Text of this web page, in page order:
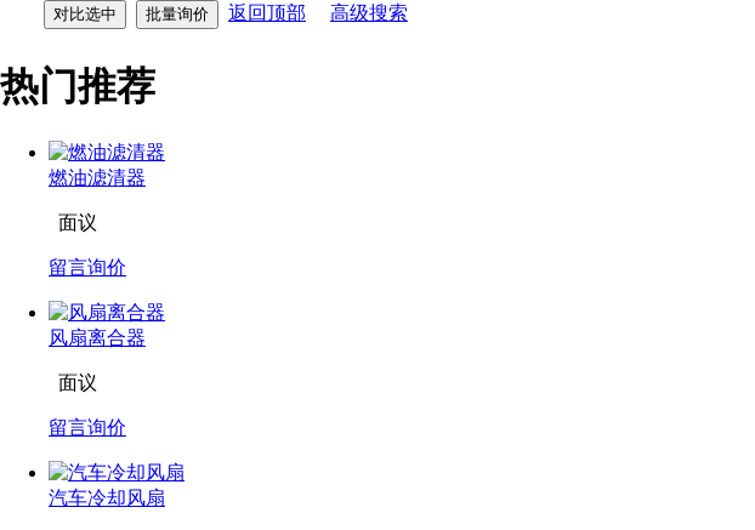
返回顶部 高级搜索
热门推荐
燃油滤清器
面议
留言询价
风扇离合器
面议
留言询价
汽车冷却风扇